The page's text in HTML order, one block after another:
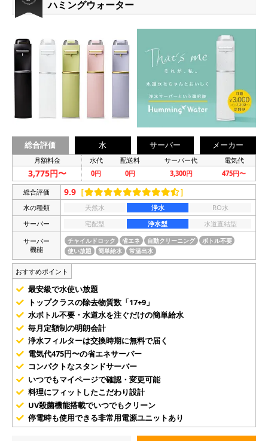
ハミングウォーター
総合評価 水 サーバー メーカー
月額料金 水代 配送料 サーバー代 電気代
3,775円〜 0円 0円 3,300円 475円〜
総合評価 9.9 ［ ］
水の種類 天然水 浄水
RO水
サーバー
宅配型 浄水型
水道直結型
サーバー
機能
チャイルドロック 省エネ 自動クリーニング
ボトル不要
使い放題
簡単給水 常温出水
おすすめポイント
最安級で水使い放題
トップクラスの除去物質数「17+9」
水ボトル不要・水道水を注ぐだけの簡単給水
毎月定額制の明朗会計
浄水フィルターは交換時期に無料で届く
電気代475円〜の省エネサーバー
コンパクトなスタンドサーバー
いつでもマイページで確認・変更可能
料理にフィットしたこだわり設計
UV殺菌機能搭載でいつでもクリーン
停電時も使用できる非常用電源ユニットあり